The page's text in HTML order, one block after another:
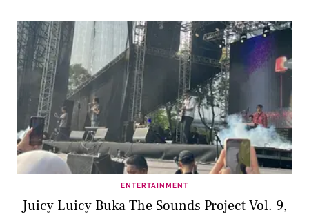
ENTERTAINMENT
Juicy Luicy Buka The Sounds Project Vol. 9,